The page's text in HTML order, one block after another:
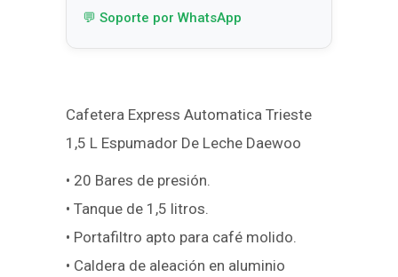
💬 Soporte por WhatsApp
Cafetera Express Automatica Trieste
1,5 L Espumador De Leche Daewoo
• 20 Bares de presión.
• Tanque de 1,5 litros.
• Portafiltro apto para café molido.
• Caldera de aleación en aluminio